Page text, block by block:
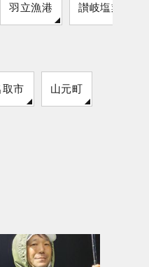
羽立漁港 讃岐塩業の波止
取市 山元町